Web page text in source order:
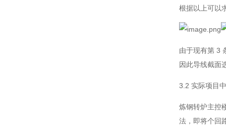
根据以上可以
由于现有第 3
因此导线截面
3.2 实际项目
炼钢转炉主控
法，即将个回